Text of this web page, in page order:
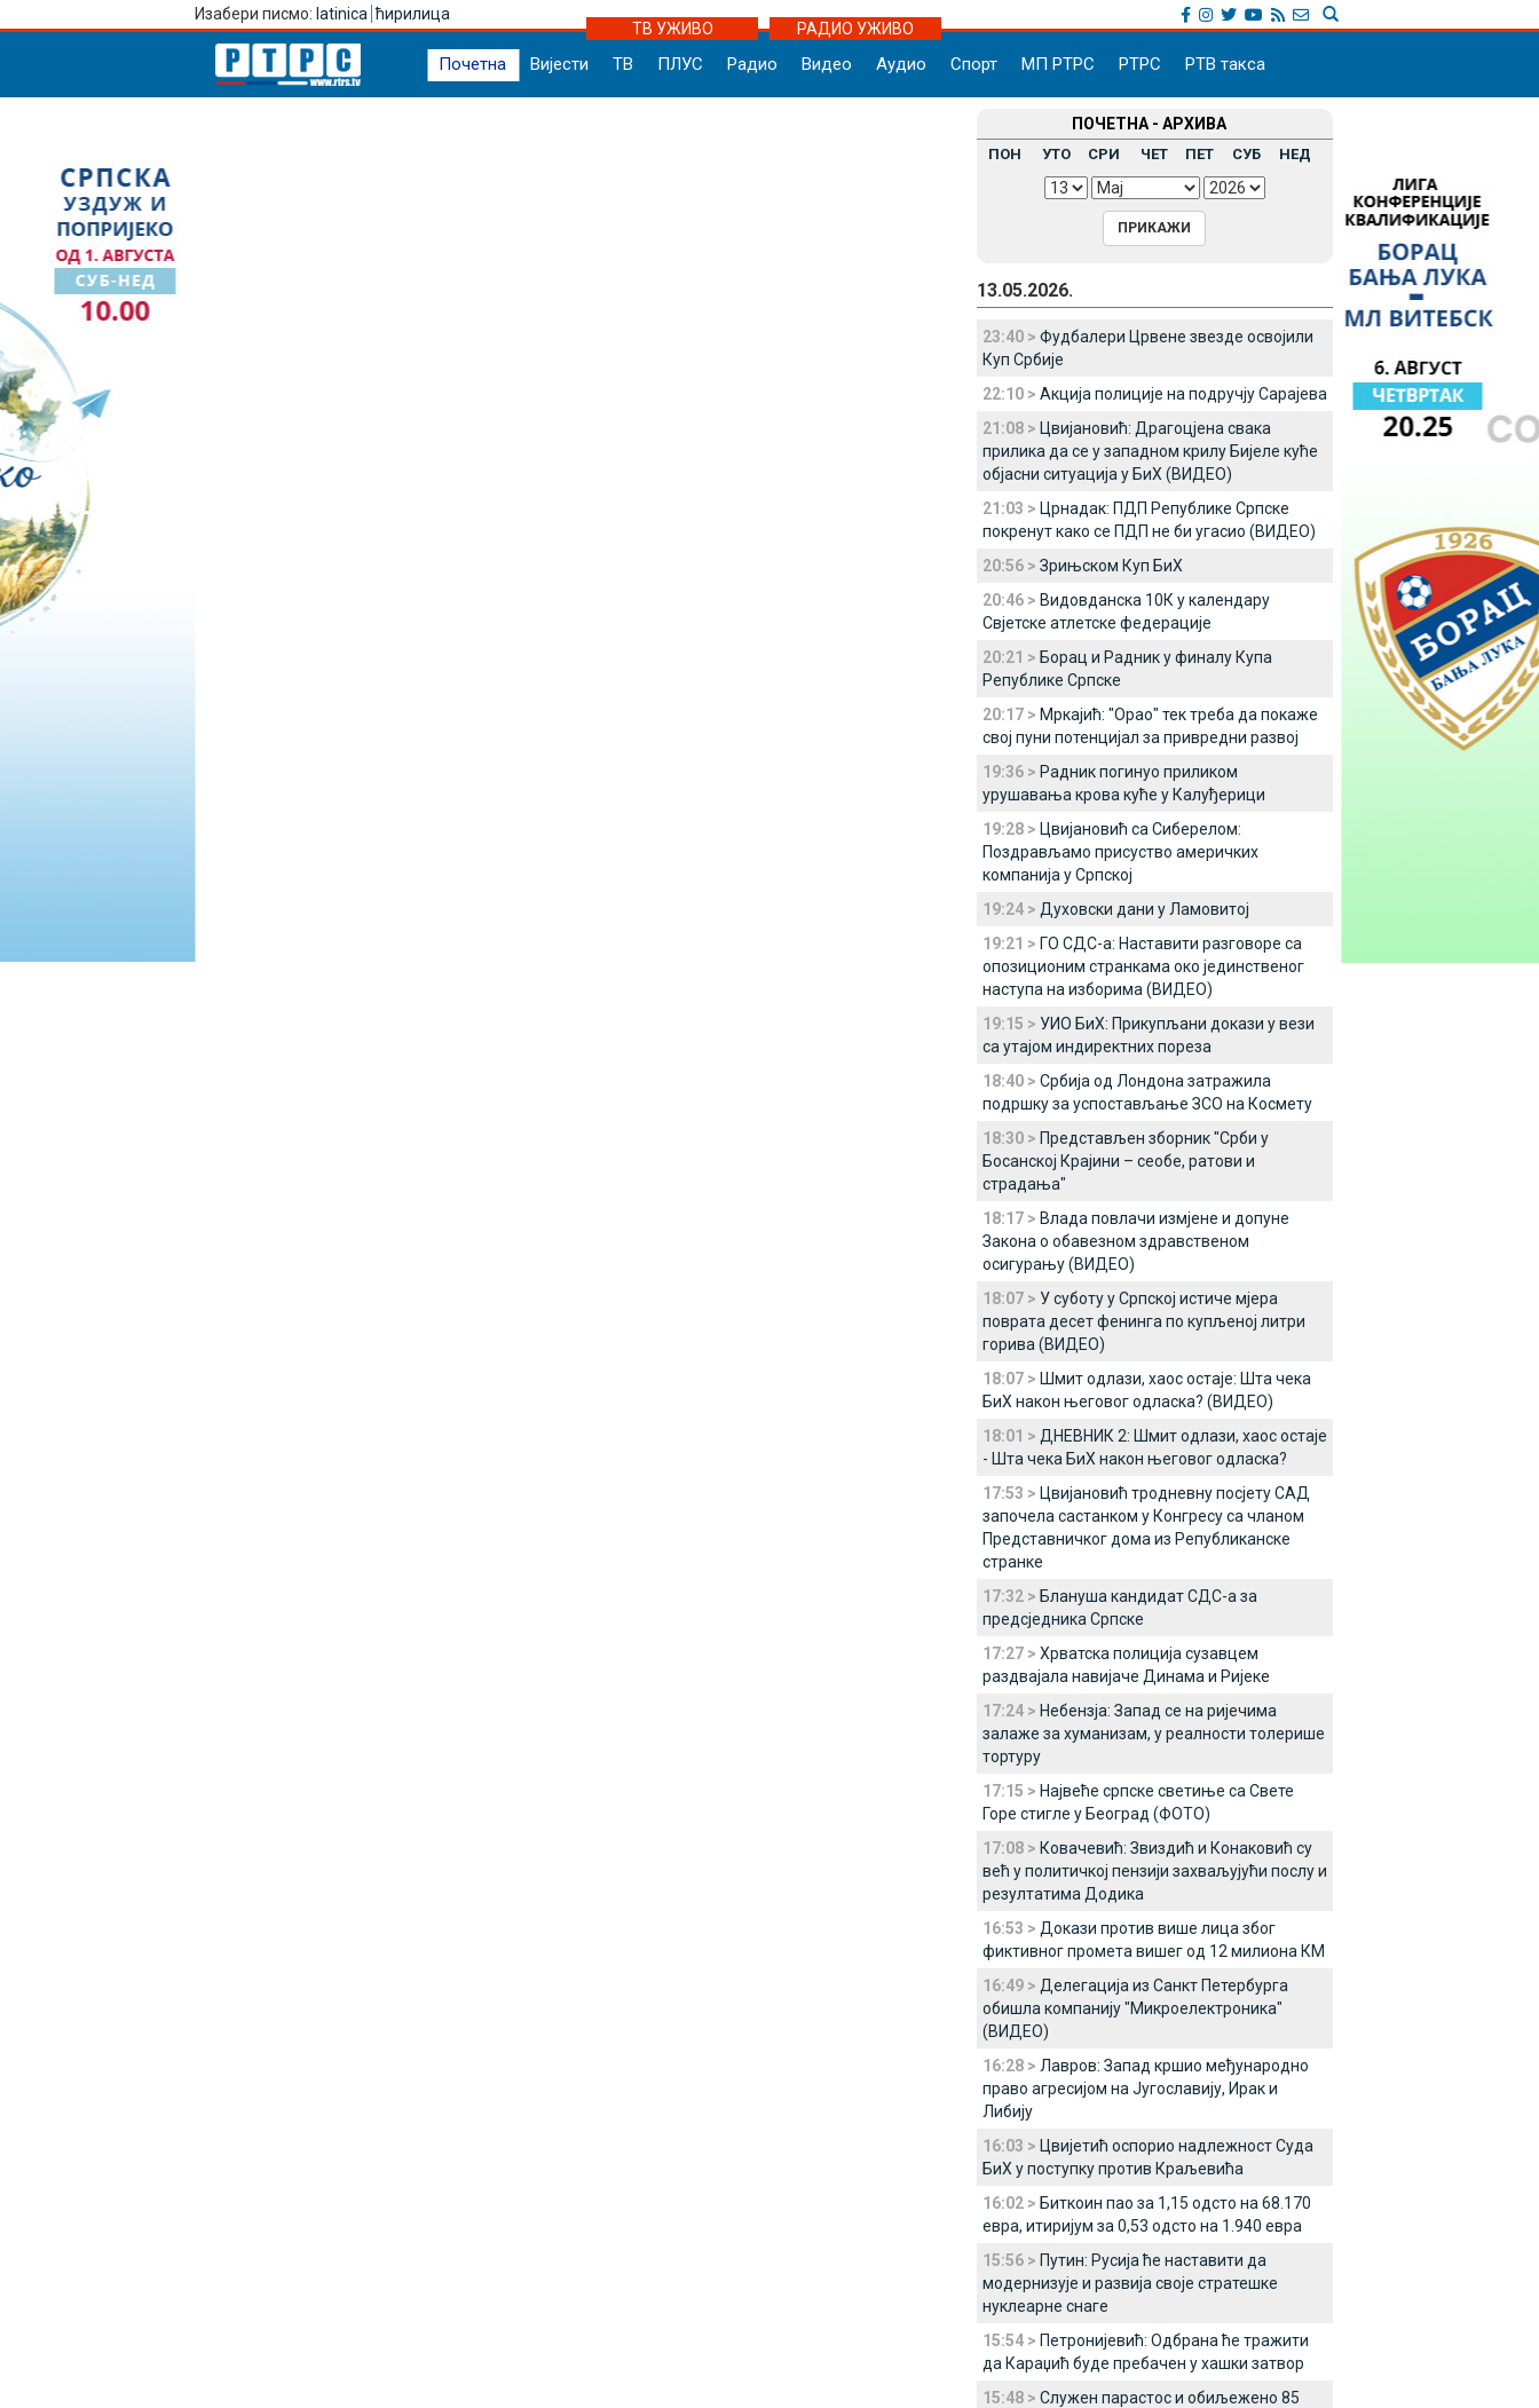
Изабери писмо: latinica ћирилица
ТВ УЖИВО
РАДИО УЖИВО
Почетна Вијести ТВ ПЛУС Радио Видео Аудио Спорт МП РТРС РТРС РТВ такса
ПОЧЕТНА - АРХИВА
ПОН УТО СРИ ЧЕТ ПЕТ СУБ НЕД
13.05.2026.
23:40 > Фудбалери Црвене звезде освојили
Куп Србије
22:10 > Акција полиције на подручју Сарајева
21:08 > Цвијановић: Драгоцјена свака
прилика да се у западном крилу Бијеле куће
објасни ситуација у БиХ (ВИДЕО)
21:03 > Црнадак: ПДП Републике Српске
покренут како се ПДП не би угасио (ВИДЕО)
20:56 > Зрињском Куп БиХ
20:46 > Видовданска 10К у календару
Свјетске атлетске федерације
20:21 > Борац и Радник у финалу Купа
Републике Српске
20:17 > Мркајић: "Орао" тек треба да покаже
свој пуни потенцијал за привредни развој
19:36 > Радник погинуо приликом
урушавања крова куће у Калуђерици
19:28 > Цвијановић са Сиберелом:
Поздрављамо присуство америчких
компанија у Српској
19:24 > Духовски дани у Ламовитој
19:21 > ГО СДС-а: Наставити разговоре са
опозиционим странкама око јединственог
наступа на изборима (ВИДЕО)
19:15 > УИО БиХ: Прикупљани докази у вези
са утајом индиректних пореза
18:40 > Србија од Лондона затражила
подршку за успостављање ЗСО на Космету
18:30 > Представљен зборник "Срби у
Босанској Крајини – сеобе, ратови и
страдања"
18:17 > Влада повлачи измјене и допуне
Закона о обавезном здравственом
осигурању (ВИДЕО)
18:07 > У суботу у Српској истиче мјера
поврата десет фенинга по купљеној литри
горива (ВИДЕО)
18:07 > Шмит одлази, хаос остаје: Шта чека
БиХ након његовог одласка? (ВИДЕО)
18:01 > ДНЕВНИК 2: Шмит одлази, хаос остаје
- Шта чека БиХ након његовог одласка?
17:53 > Цвијановић тродневну посјету САД
започела састанком у Конгресу са чланом
Представничког дома из Републиканске
странке
17:32 > Блануша кандидат СДС-а за
предсједника Српске
17:27 > Хрватска полиција сузавцем
раздвајала навијаче Динама и Ријеке
17:24 > Небензја: Запад се на ријечима
залаже за хуманизам, у реалности толерише
тортуру
17:15 > Највеће српске светиње са Свете
Горе стигле у Београд (ФОТО)
17:08 > Ковачевић: Звиздић и Конаковић су
већ у политичкој пензији захваљујући послу и
резултатима Додика
16:53 > Докази против више лица због
фиктивног промета вишег од 12 милиона КМ
16:49 > Делегација из Санкт Петербурга
обишла компанију "Микроелектроника"
(ВИДЕО)
16:28 > Лавров: Запад кршио међународно
право агресијом на Југославију, Ирак и
Либију
16:03 > Цвијетић оспорио надлежност Суда
БиХ у поступку против Краљевића
16:02 > Биткоин пао за 1,15 одсто на 68.170
евра, итиријум за 0,53 одсто на 1.940 евра
15:56 > Путин: Русија ће наставити да
модернизује и развија своје стратешке
нуклеарне снаге
15:54 > Петронијевић: Одбрана ће тражити
да Караџић буде пребачен у хашки затвор
15:48 > Служен парастос и обиљежено 85